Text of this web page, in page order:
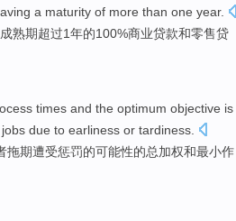
a maturity of more than one year.
成熟期超过1年的100%商业贷款和零售贷
times and the optimum objective is
due to earliness or tardiness
拖期遭受惩罚的可能性的总加权和最小作